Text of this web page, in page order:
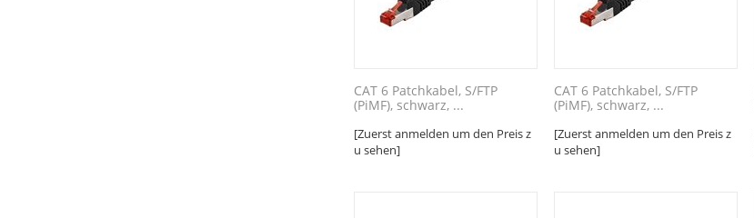
CAT 6 Patchkabel, S/FTP
(PiMF), schwarz, ...
[Zuerst anmelden um den Preis z
u sehen]
CAT 6 Patchkabel, S/FTP
(PiMF), schwarz, ...
[Zuerst anmelden um den Preis z
u sehen]